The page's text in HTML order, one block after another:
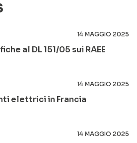
14 MAGGIO 2025
al DL 151/05 sui RAEE
14 MAGGIO 2025
elettrici in Francia
14 MAGGIO 2025